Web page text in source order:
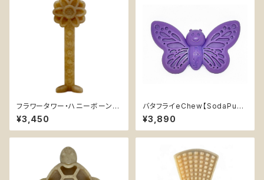
フラワータワー・ハニーボーン
【SodaPup】デンタル 超耐久性
丈夫 カミカミ おもちゃ チュート
イ 知育 エンリッチメ ソダパップ
¥3,450
バタフライeChew【SodaPup】
丈夫 カミカミ おもちゃ チュート
イ 知育 エンリッチメ ソダパップ
Butterfly
¥3,890